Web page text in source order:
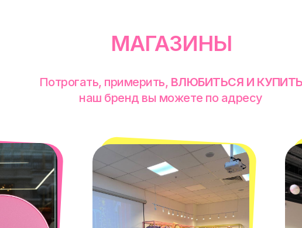
МАГАЗИНЫ
Потрогать, примерить, ВЛЮБИТЬСЯ И
наш бренд вы можете по адресу